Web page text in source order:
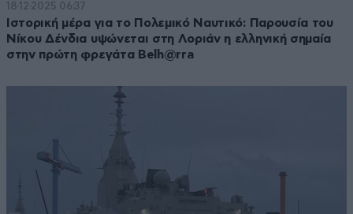
18·12·2025 06:37
Ιστορική μέρα για το Πολεμικό Ναυτικό: Παρουσία του
Νίκου Δένδια υψώνεται στη Λοριάν η ελληνική σημαία
στην πρώτη φρεγάτα Belh@rra